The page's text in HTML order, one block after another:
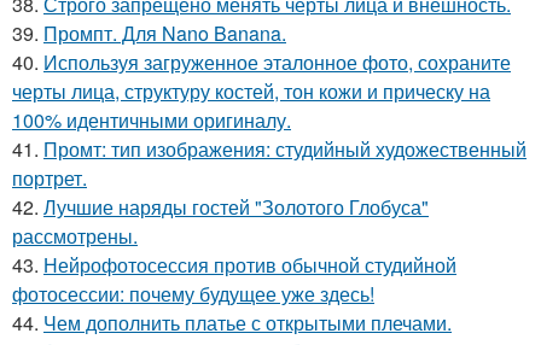
39. Промпт. Для Nano Banana.
40. Используя загруженное эталонное фото, сохраните
черты лица, структуру костей, тон кожи и прическу на
100% идентичными оригиналу.
41. Промт: тип изображения: студийный художественный
портрет.
42. Лучшие наряды гостей "Золотого Глобуса"
рассмотрены.
43. Нейрофотосессия против обычной студийной
фотосессии: почему будущее уже здесь!
44. Чем дополнить платье с открытыми плечами.